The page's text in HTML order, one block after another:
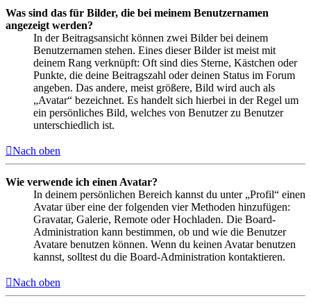
Was sind das für Bilder, die bei meinem Benutzernamen
angezeigt werden?
In der Beitragsansicht können zwei Bilder bei deinem
Benutzernamen stehen. Eines dieser Bilder ist meist mit
deinem Rang verknüpft: Oft sind dies Sterne, Kästchen oder
Punkte, die deine Beitragszahl oder deinen Status im Forum
angeben. Das andere, meist größere, Bild wird auch als
„Avatar“ bezeichnet. Es handelt sich hierbei in der Regel um
ein persönliches Bild, welches von Benutzer zu Benutzer
unterschiedlich ist.
Nach oben
Wie verwende ich einen Avatar?
In deinem persönlichen Bereich kannst du unter „Profil“ einen
Avatar über eine der folgenden vier Methoden hinzufügen:
Gravatar, Galerie, Remote oder Hochladen. Die Board-
Administration kann bestimmen, ob und wie die Benutzer
Avatare benutzen können. Wenn du keinen Avatar benutzen
kannst, solltest du die Board-Administration kontaktieren.
Nach oben